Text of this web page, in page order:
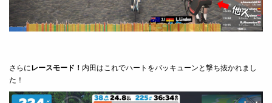
さらにレースモード！ 内田はこれでハートをバッキューンと撃ち抜かれまし
た！